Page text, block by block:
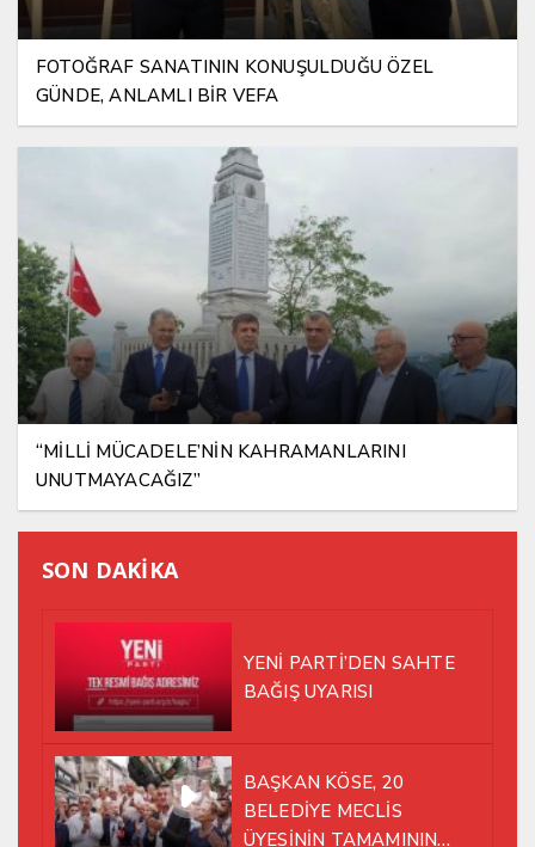
FOTOĞRAF SANATININ KONUŞULDUĞU ÖZEL
GÜNDE, ANLAMLI BİR VEFA
“MİLLİ MÜCADELE’NİN KAHRAMANLARINI
UNUTMAYACAĞIZ”
SON DAKİKA
YENİ PARTİ’DEN SAHTE
BAĞIŞ UYARISI
BAŞKAN KÖSE, 20
BELEDİYE MECLİS
ÜYESİNİN TAMAMININ